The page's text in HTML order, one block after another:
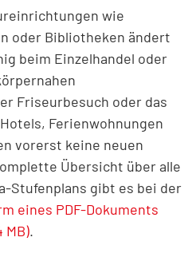
wie
oder Bibliotheken ändert
beim Einzelhandel oder
Friseurbesuch oder das
Ferienwohnungen
vorerst keine neuen
Übersicht über alle
Stufenplans gibt es bei der
eines PDF-Dokuments
MB).